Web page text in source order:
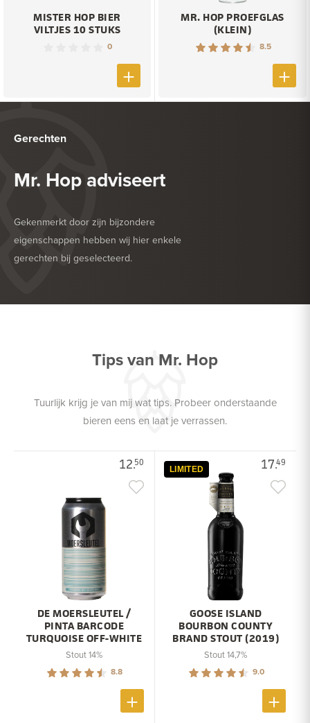
MISTER HOP BIER
VILTJES 10 STUKS
0
MR. HOP PROEFGLAS
(KLEIN)
8.5
Gerechten
Mr. Hop adviseert
Gekenmerkt door zijn bijzondere
eigenschappen hebben wij hier enkele
gerechten bij geselecteerd.
HEERLIJK BIJ
Tips van Mr. Hop
Tuurlijk krijg je van mij wat tips. Probeer onderstaande
bieren eens en laat je verrassen.
12.50
DE MOERSLEUTEL /
PINTA BARCODE
TURQUOISE OFF-WHITE
Stout 14%
8.8
17.49
LIMITED
GOOSE ISLAND
BOURBON COUNTY
BRAND STOUT (2019)
Stout 14,7%
9.0